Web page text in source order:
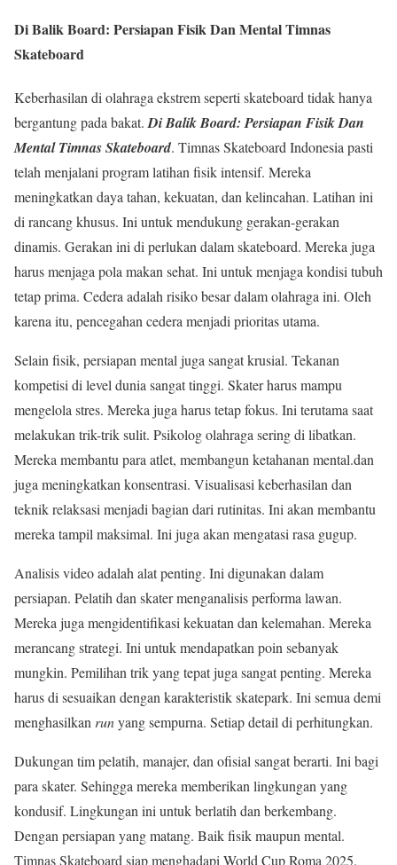
Di Balik Board: Persiapan Fisik Dan Mental Timnas
Skateboard
Keberhasilan di olahraga ekstrem seperti skateboard tidak hanya
bergantung pada bakat. Di Balik Board: Persiapan Fisik Dan
Mental Timnas Skateboard. Timnas Skateboard Indonesia pasti
telah menjalani program latihan fisik intensif. Mereka
meningkatkan daya tahan, kekuatan, dan kelincahan. Latihan ini
di rancang khusus. Ini untuk mendukung gerakan-gerakan
dinamis. Gerakan ini di perlukan dalam skateboard. Mereka juga
harus menjaga pola makan sehat. Ini untuk menjaga kondisi tubuh
tetap prima. Cedera adalah risiko besar dalam olahraga ini. Oleh
karena itu, pencegahan cedera menjadi prioritas utama.
Selain fisik, persiapan mental juga sangat krusial. Tekanan
kompetisi di level dunia sangat tinggi. Skater harus mampu
mengelola stres. Mereka juga harus tetap fokus. Ini terutama saat
melakukan trik-trik sulit. Psikolog olahraga sering di libatkan.
Mereka membantu para atlet, membangun ketahanan mental.dan
juga meningkatkan konsentrasi. Visualisasi keberhasilan dan
teknik relaksasi menjadi bagian dari rutinitas. Ini akan membantu
mereka tampil maksimal. Ini juga akan mengatasi rasa gugup.
Analisis video adalah alat penting. Ini digunakan dalam
persiapan. Pelatih dan skater menganalisis performa lawan.
Mereka juga mengidentifikasi kekuatan dan kelemahan. Mereka
merancang strategi. Ini untuk mendapatkan poin sebanyak
mungkin. Pemilihan trik yang tepat juga sangat penting. Mereka
harus di sesuaikan dengan karakteristik skatepark. Ini semua demi
menghasilkan runyang sempurna. Setiap detail di perhitungkan.
Dukungan tim pelatih, manajer, dan ofisial sangat berarti. Ini bagi
para skater. Sehingga mereka memberikan lingkungan yang
kondusif. Lingkungan ini untuk berlatih dan berkembang.
Dengan persiapan yang matang. Baik fisik maupun mental.
Timnas Skateboard siap menghadapi World Cup Roma 2025.